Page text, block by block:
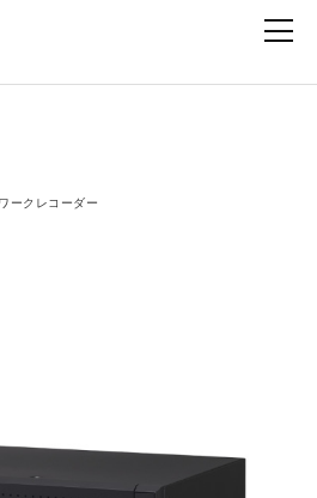
ークレコーダー